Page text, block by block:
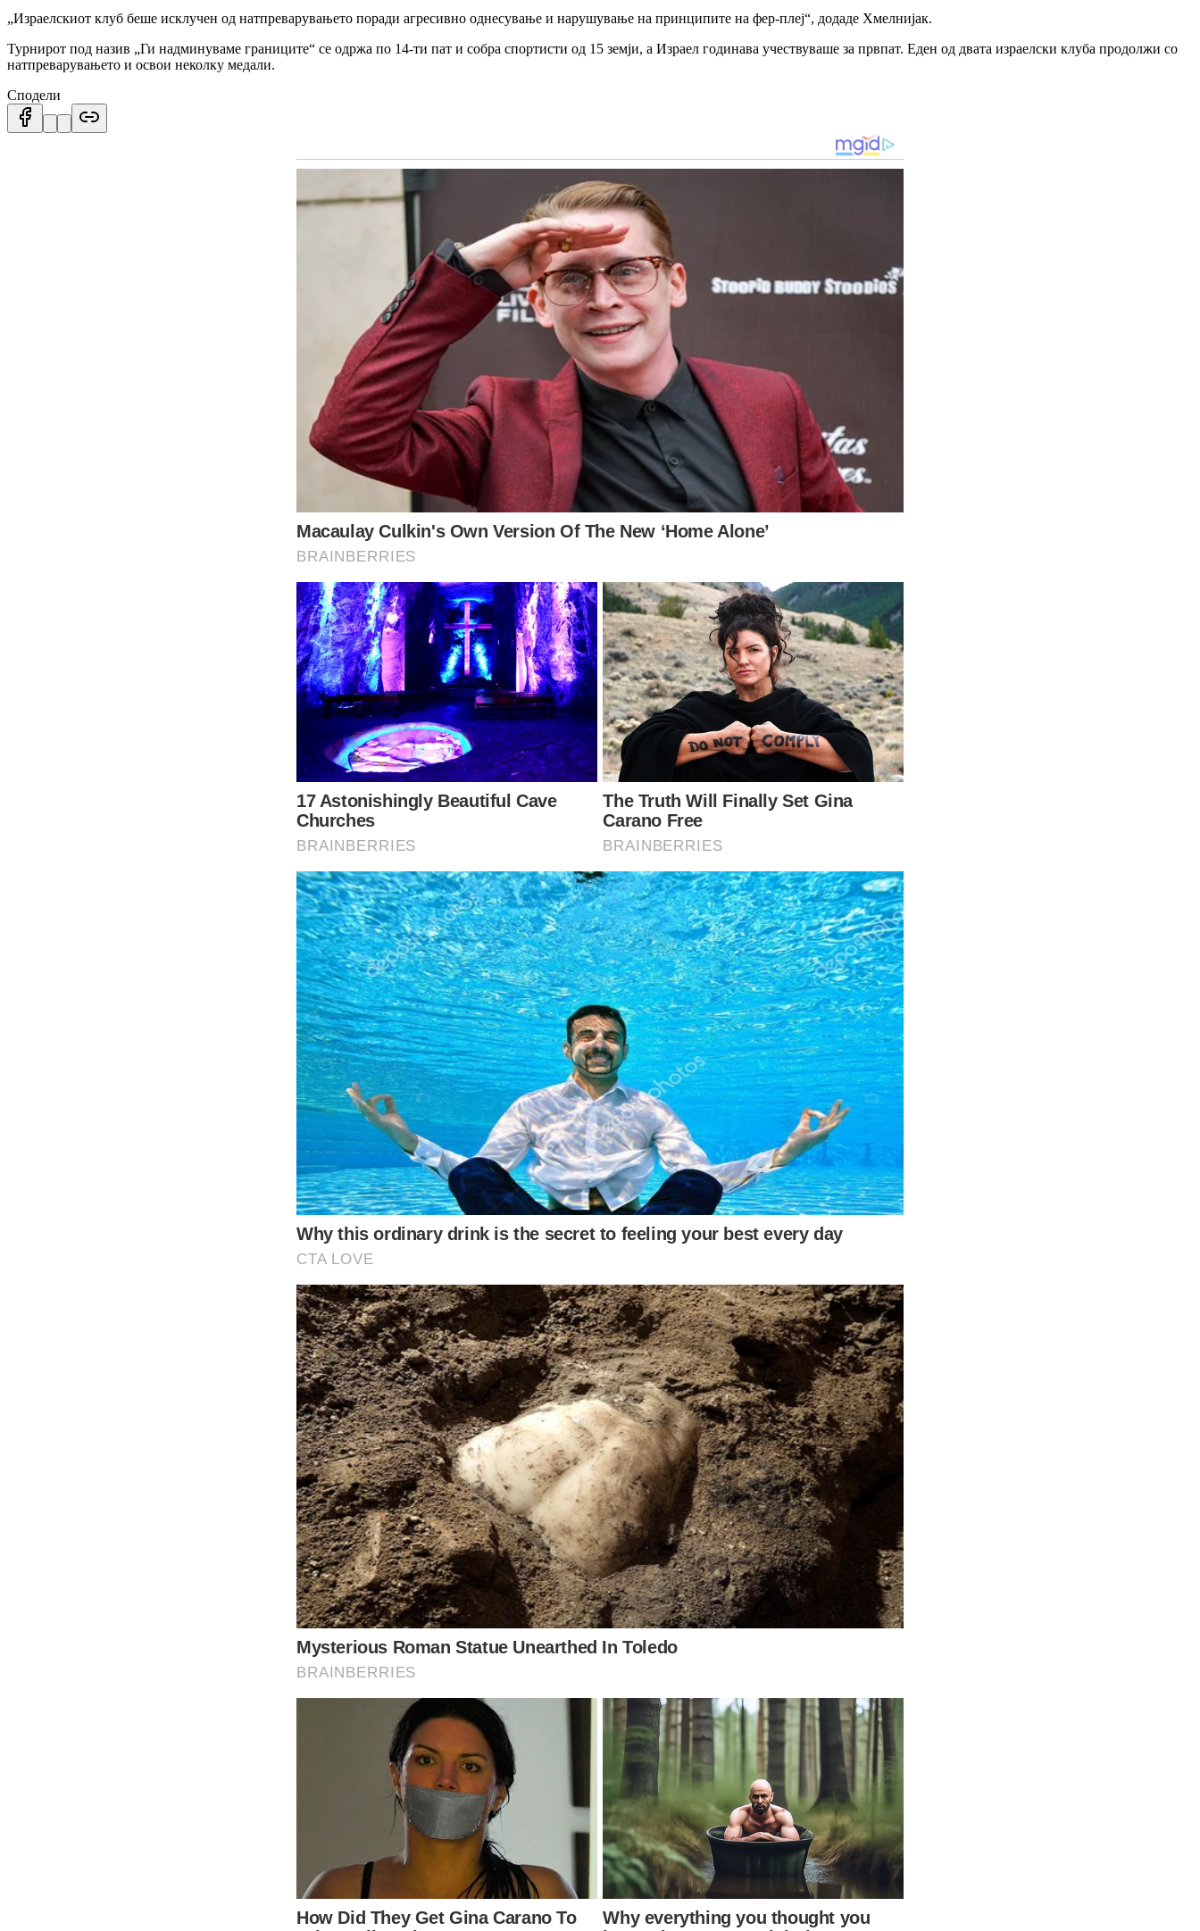
„Израелскиот клуб беше исклучен од натпреварувањето поради агресивно однесување и нарушување на принципите на фер-плеј“, додаде Хмелнијак.
Турнирот под назив „Ги надминуваме границите“ се одржа по 14-ти пат и собра спортисти од 15 земји, а Израел годинава учествуваше за првпат. Еден од двата израелски клуба продолжи со
натпреварувањето и освои неколку медали.
Сподели